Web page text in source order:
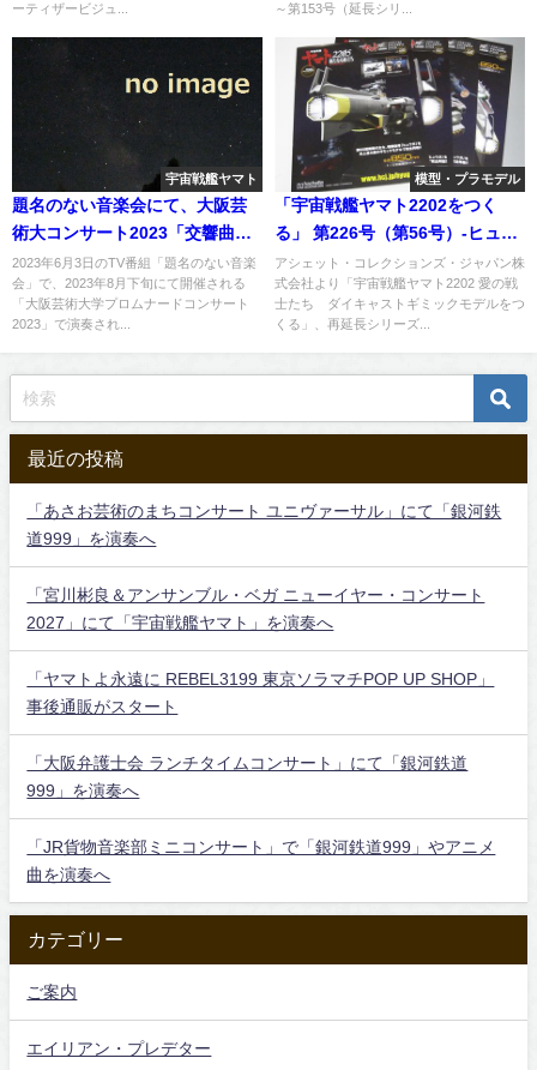
ーティザービジュ... ～第153号（延長シリ...
宇宙戦艦ヤマト
題名のない音楽会にて、大阪芸
術大コンサート2023「交響曲宇
宙戦艦ヤマト」ソプラノ：小林
沙羅さんが出演
2023年6月3日のTV番組「題名のない音楽
会」で、2023年8月下旬にて開催される
「大阪芸術大学プロムナードコンサート
2023」で演奏され...
模型・プラモデル
「宇宙戦艦ヤマト2202をつく
る」 第226号（第56号）-ヒュウ
ガ編
アシェット・コレクションズ・ジャパン株
式会社より「宇宙戦艦ヤマト2202 愛の戦
士たち ダイキャストギミックモデルをつ
くる」、再延長シリーズ...
最近の投稿
「あさお芸術のまちコンサート ユニヴァーサル」にて「銀河鉄
道999」を演奏へ
「宮川彬良＆アンサンブル・ベガ ニューイヤー・コンサート
2027」にて「宇宙戦艦ヤマト」を演奏へ
「ヤマトよ永遠に REBEL3199 東京ソラマチPOP UP SHOP」
事後通販がスタート
「大阪弁護士会 ランチタイムコンサート」にて「銀河鉄道
999」を演奏へ
「JR貨物音楽部ミニコンサート」で「銀河鉄道999」やアニメ
曲を演奏へ
カテゴリー
ご案内
エイリアン・プレデター